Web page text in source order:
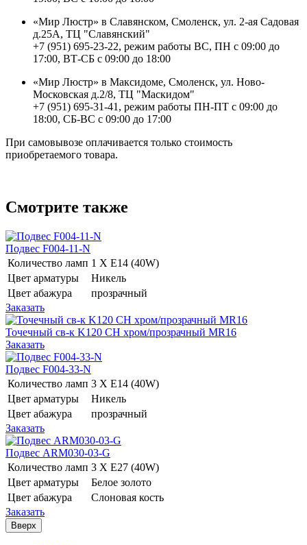
«Мир Люстр» в Славянском, Смоленск, ул. 2-ая Садовая
д.25А, ТЦ "Славянский"
+7 (951) 695-23-22, режим работы ВС, ПН с 09:00 до
17:00, ВТ-СБ с 09:00 до 18:00
«Мир Люстр» в Максидоме, Смоленск, ул. Ново-
Московская д.2/8, ТЦ "Маскидом"
+7 (951) 695-31-41, режим работы ПН-ПТ с 09:00 до
18:00, СБ-ВС с 09:00 до 17:00
При самовывозе оплачивается только стоимость
приобретаемого товара.
Смотрите также
Подвес F004-11-N
Количество ламп 1 Х E14 (40W)
Цвет арматуры
Никель
Цвет абажура
прозрачный
Заказать
Точечный св-к K120 CH хром/прозрачный MR16
Заказать
Подвес F004-33-N
Количество ламп 3 Х E14 (40W)
Цвет арматуры
Никель
Цвет абажура
прозрачный
Заказать
Подвес ARM030-03-G
Количество ламп 3 Х E27 (40W)
Цвет арматуры
Белое золото
Цвет абажура
Слоновая кость
Заказать
Вверх